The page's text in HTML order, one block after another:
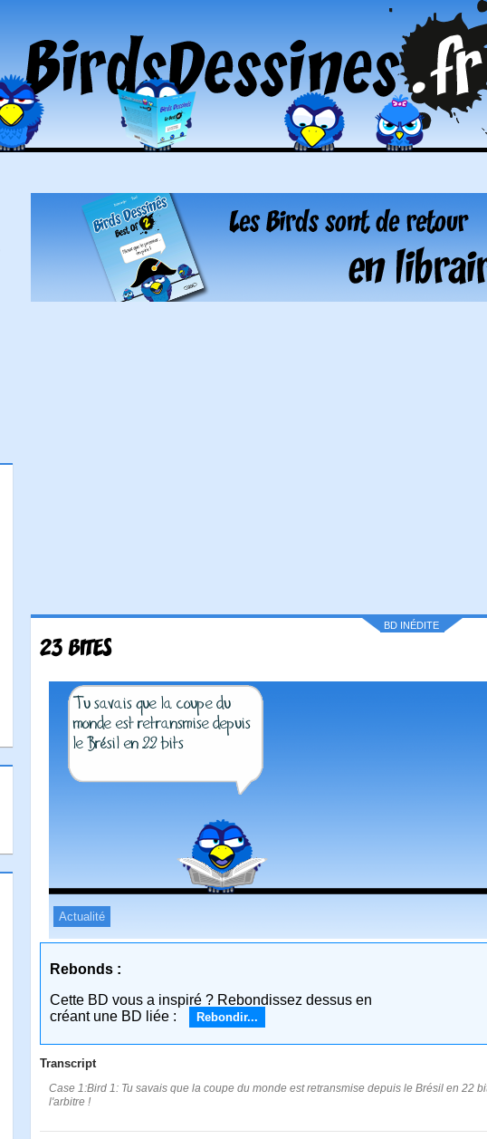
BD INÉDITE
23 BITES
Actualité
Rebonds :
Cette BD vous a inspiré ? Rebondissez dessus en
créant une BD liée :
Rebondir...
Transcript
Case 1:Bird 1: Tu savais que la coupe du monde est retransmise depuis le Brésil en 22
l'arbitre !